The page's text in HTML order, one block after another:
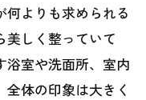
よりも求められる
美しく整っていて
浴室や洗面所、室内
体の印象は大きく